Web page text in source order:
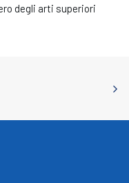
degli arti superiori